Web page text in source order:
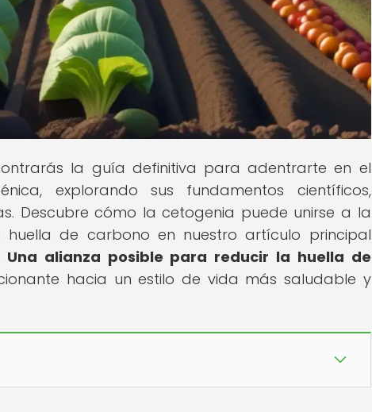
la guía definitiva para adentrarte en el
explorando sus fundamentos científicos,
Descubre cómo la cetogenia puede unirse a la
de carbono en nuestro artículo principal
alianza posible para reducir la huella de
hacia un estilo de vida más saludable y